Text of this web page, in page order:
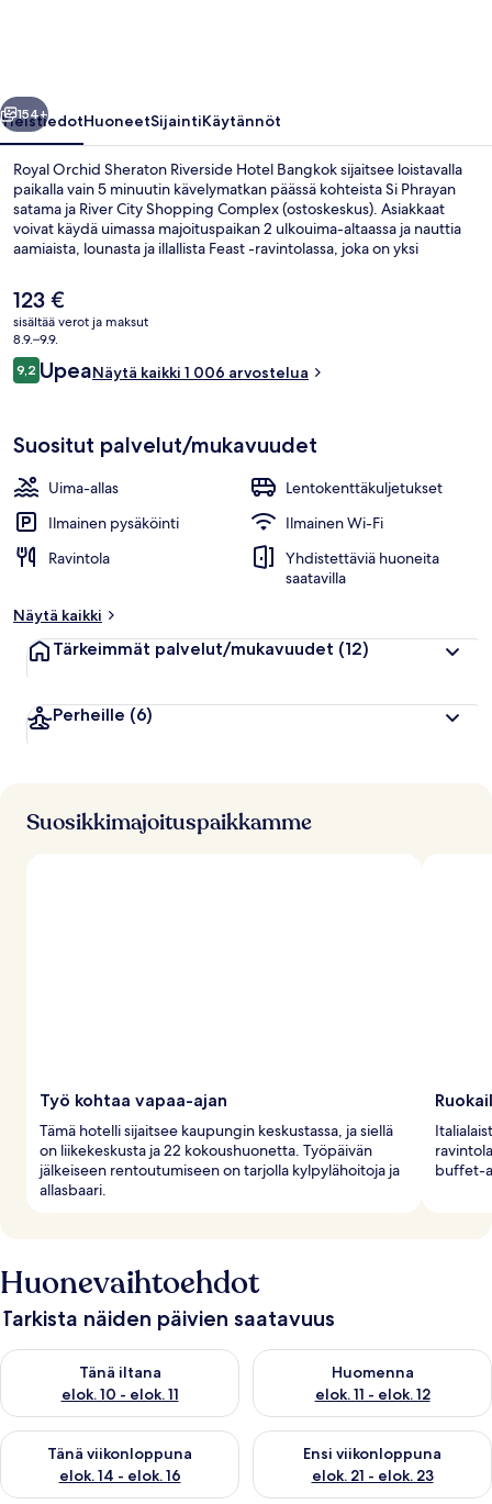
Seuraava
154+
YleistiedotHuoneetSijaintiKäytännöt
Royal Orchid Sheraton Riverside Hotel Bangkok sijaitsee loistavalla
paikalla vain 5 minuutin kävelymatkan päässä kohteista Si Phrayan
satama ja River City Shopping Complex (ostoskeskus). Asiakkaat
voivat käydä uimassa majoituspaikan 2 ulkouima-altaassa ja nauttia
aamiaista, lounasta ja illallista Feast -ravintolassa, joka on yksi
kansainvälinen keittiö. Tämän luksusluokan hotellin muihin
palveluihin kuuluu allasbaari, ympäri vuorokauden auki oleva
kuntoklubi ja ympäri vuorokauden auki oleva kuntokeskus.
Matkailijat arvostavat suuresti majoituspaikan avuliasta henkilökuntaa
ja sijaintia lähellä kauppoja.
Nykyinen
hinta
on
123 €
123 €
sisältää verot ja maksut
8.9.–9.9.
Arvostelut
9,29,2 kautta 10.
UpeaNäytä kaikki 1 006 arvostelua
Suositut palvelut/mukavuudet
Uima-allas
Lentokenttäkuljetukset
Ilmainen pysäköinti
Ilmainen Wi-Fi
Ravintola
Yhdistettäviä huoneita
saatavilla
Näytä kaikki
Tärkeimmät palvelut/mukavuudet (12)
Perheille (6)
Suosikkimajoituspaikkamme
Työ kohtaa vapaa-ajan
Tämä hotelli sijaitsee kaupungin keskustassa, ja siellä
on liikekeskusta ja 22 kokoushuonetta. Työpäivän
jälkeiseen rentoutumiseen on tarjolla kylpylähoitoja ja
allasbaari.
buffet-
Huonevaihtoehdot
Tarkista näiden päivien saatavuus
Tänä iltana
elok. 10 - elok. 11
Tarkista tämän illan saatavuus elok. 10 - elok. 11
Huomenna
elok. 11 - elok. 12
Tarkista huomisen saatavuus
Tänä viikonloppuna
elok. 14 - elok. 16
Tarkista tämän viikonlopun saatavuus elok. 14 - elok. 16
Ensi viikonloppuna
elok. 21 - elok. 23
Tarkista ensi viikonlopun